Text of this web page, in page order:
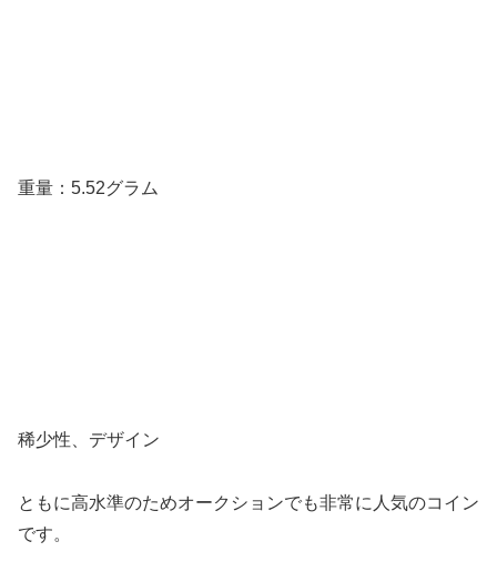
重量：5.52グラム
稀少性、デザイン
ともに高水準のためオークションでも非常に人気のコイン
です。